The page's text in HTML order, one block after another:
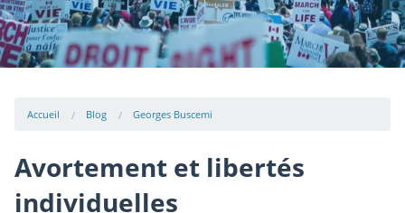
Accueil Blog Georges Buscemi
Avortement et libertés
individuelles